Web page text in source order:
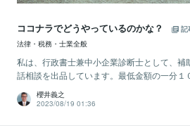
ココナラでどうやっているのかな？
記
法律・税務・士業全般
私は、行政書士兼中小企業診断士として、
話相談を出品しています。最低金額の一分１
櫻井義之
2023/08/19 01:36